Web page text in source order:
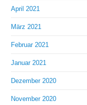
April 2021
März 2021
Februar 2021
Januar 2021
Dezember 2020
November 2020